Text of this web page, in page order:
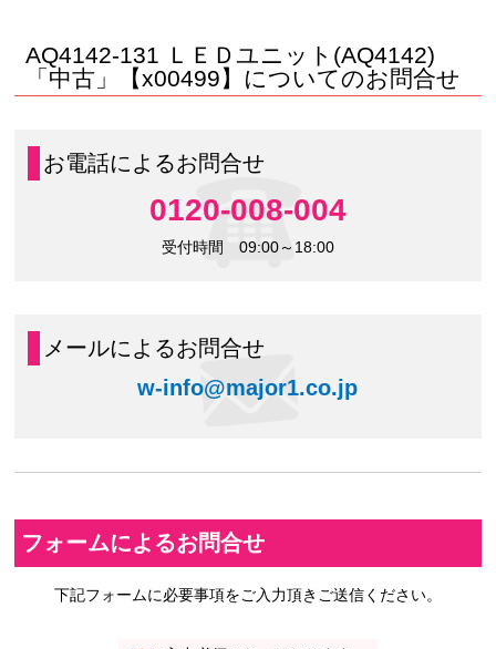
AQ4142-131 ＬＥＤユニット(AQ4142)
「中古」【x00499】についてのお問合せ
お電話によるお問合せ
0120-008-004
受付時間 09:00～18:00
メールによるお問合せ
w-info@major1.co.jp
フォームによるお問合せ
下記フォームに必要事項をご入力頂きご送信ください。